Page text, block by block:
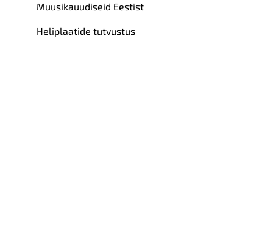
Muusikauudiseid Eestist
Heliplaatide tutvustus